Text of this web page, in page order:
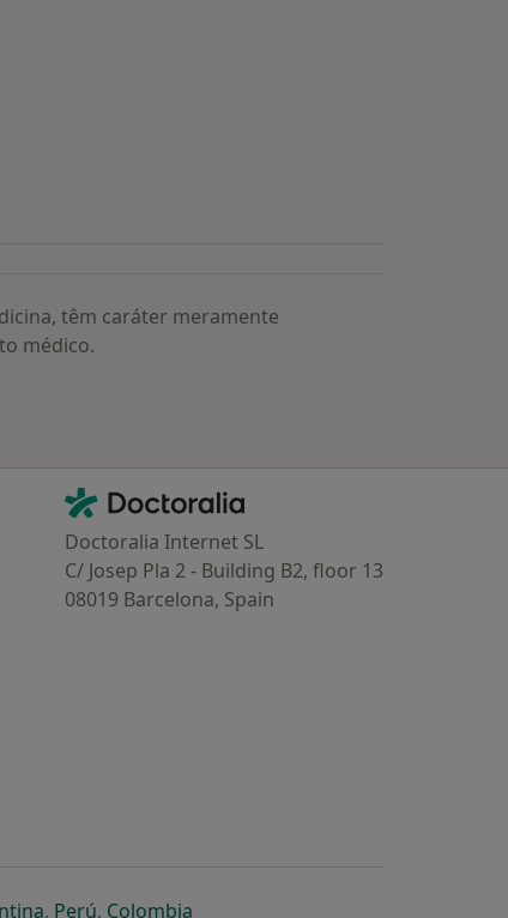
têm caráter meramente
médico.
Contacto
Doctoralia - Homepage
Doctoralia Internet SL
C/ Josep Pla 2 - Building B2, floor 13
08019 Barcelona, Spain
separador
novo separador
abre num novo separador
, Perúabre num novo separador
, Colombiaabre num novo separador